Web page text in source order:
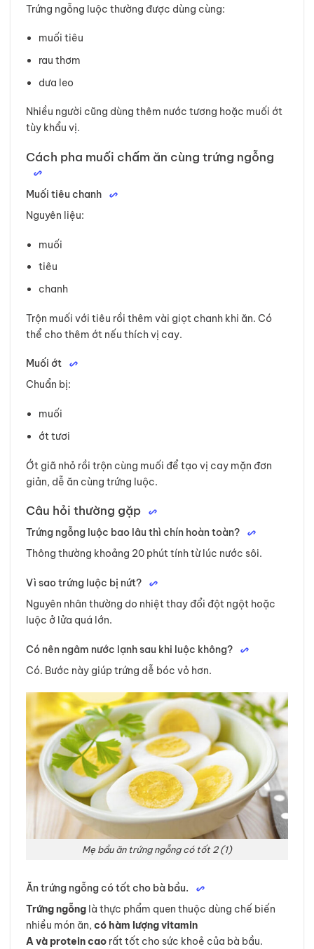
Trứng ngỗng luộc thường được dùng cùng:
muối tiêu
rau thơm
dưa leo
Nhiều người cũng dùng thêm nước tương hoặc muối ớt
tùy khẩu vị.
Cách pha muối chấm ăn cùng trứng ngỗng
Muối tiêu chanh
Nguyên liệu:
muối
tiêu
chanh
Trộn muối với tiêu rồi thêm vài giọt chanh khi ăn. Có
thể cho thêm ớt nếu thích vị cay.
Muối ớt
Chuẩn bị:
muối
ớt tươi
Ớt giã nhỏ rồi trộn cùng muối để tạo vị cay mặn đơn
giản, dễ ăn cùng trứng luộc.
Câu hỏi thường gặp
Trứng ngỗng luộc bao lâu thì chín hoàn toàn?
Thông thường khoảng 20 phút tính từ lúc nước sôi.
Vì sao trứng luộc bị nứt?
Nguyên nhân thường do nhiệt thay đổi đột ngột hoặc
luộc ở lửa quá lớn.
Có nên ngâm nước lạnh sau khi luộc không?
Có. Bước này giúp trứng dễ bóc vỏ hơn.
Mẹ bầu ăn trứng ngỗng có tốt 2 (1)
Ăn trứng ngỗng có tốt cho bà bầu.
Trứng ngỗnglà thực phẩm quen thuộc dùng chế biến
nhiều món ăn, có hàm lượng vitamin
A và protein caorất tốt cho sức khoẻ của bà bầu.